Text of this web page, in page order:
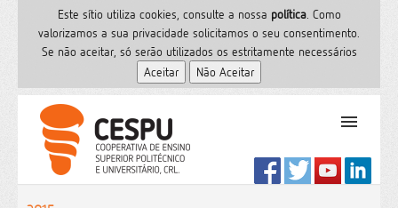
Este sítio utiliza cookies, consulte a nossa polí­tica. Como
valorizamos a sua privacidade solicitamos o seu consentimento.
Se não aceitar, só serão utilizados os estritamente necessários
PT
Início